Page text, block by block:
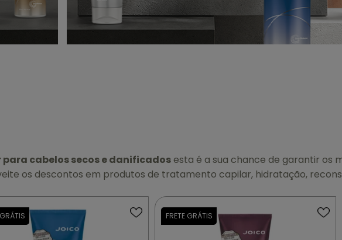
cabelos secos e danificadosesta é a sua chance de garantir os
os descontos em produtos de tratamento capilar, hidratação,